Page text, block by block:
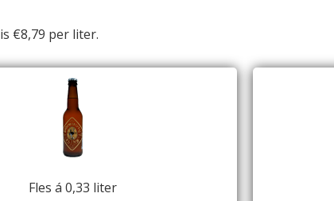
is €8,79 per liter.
Fles á 0,33 liter